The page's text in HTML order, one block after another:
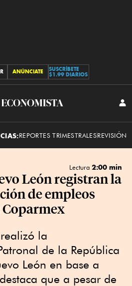
ANÚNCIATE
SUSCRÍBETE
$1.99 DIARIOS
El
REPORTES TRIMESTRALESREVISIÓN
Lectura 2:00 min
León registran la
de empleos
la
de la República
León en base a
que a pesar de